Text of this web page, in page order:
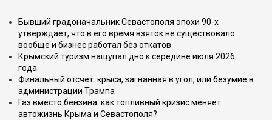
Бывший градоначальник Севастополя эпохи 90-х
утверждает, что в его время взяток не существовало
вообще и бизнес работал без откатов
Крымский туризм нащупал дно к середине июля 2026
года
Финальный отсчёт: крыса, загнанная в угол, или безумие в
администрации Трампа
Газ вместо бензина: как топливный кризис меняет
автожизнь Крыма и Севастополя?